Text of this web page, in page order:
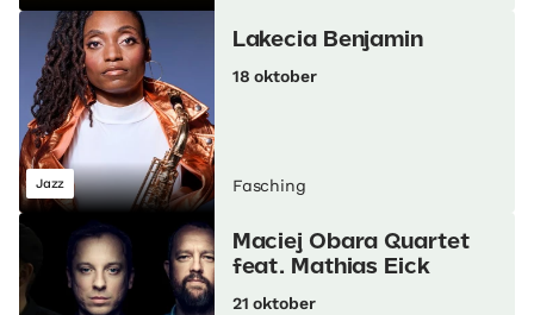
Jazz
Lakecia Benjamin
18 oktober
Fasching
Maciej Obara Quartet
feat. Mathias Eick
21 oktober